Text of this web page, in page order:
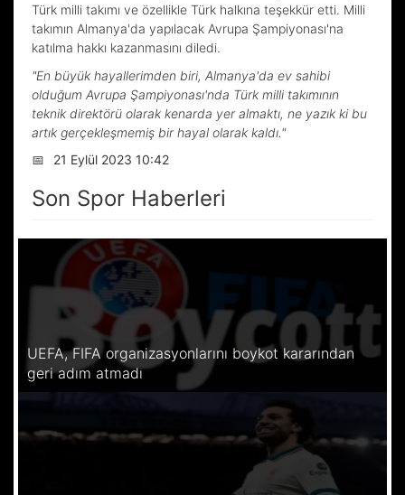
Türk milli takımı ve özellikle Türk halkına teşekkür etti. Milli
takımın Almanya'da yapılacak Avrupa Şampiyonası'na
katılma hakkı kazanmasını diledi.
"En büyük hayallerimden biri, Almanya'da ev sahibi
olduğum Avrupa Şampiyonası'nda Türk milli takımının
teknik direktörü olarak kenarda yer almaktı, ne yazık ki bu
artık gerçekleşmemiş bir hayal olarak kaldı."
📅
21 Eylül 2023 10:42
Son Spor Haberleri
UEFA, FIFA organizasyonlarını boykot kararından
geri adım atmadı